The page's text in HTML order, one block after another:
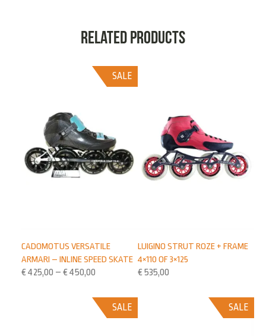
Related products
LUIGINO STRUT ROZE + FRAME
4×110 OF 3×125
€ 535,00
SALE
CADOMOTUS VERSATILE
ARMARI – INLINE SPEED SKATE
€ 425,00 – € 450,00
SALE
SALE